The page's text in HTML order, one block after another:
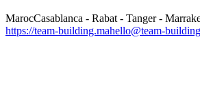
MarocCasablanca - Rabat - Tanger -
https://team-building.mahello@team-